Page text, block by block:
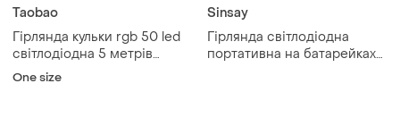
Taobao
Гірлянда кульки rgb 50 led
світлодіодна 5 метрів
різнокольорова новорічна
One size
Sinsay
Гірлянда світлодіодна
портативна на батарейках